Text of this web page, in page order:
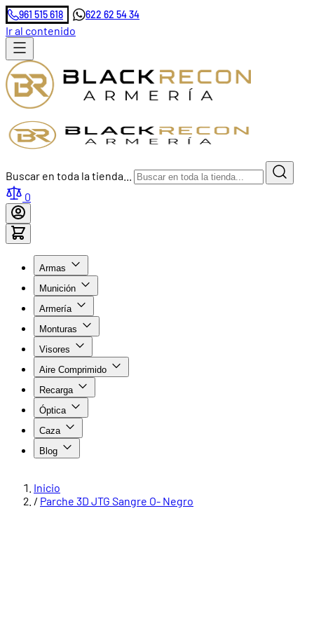
961 515 618 622 62 54 34
Ir al contenido
Buscar en toda la tienda...
0
Armas
Munición
Armería
Monturas
Visores
Aire Comprimido
Recarga
Óptica
Caza
Blog
Inicio
/ Parche 3D JTG Sangre O- Negro